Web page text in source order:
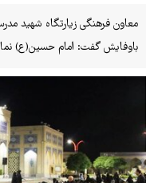
معاون فرهنگی زیارتگاه شهید
باوفایش گفت: امام حسین(ع)